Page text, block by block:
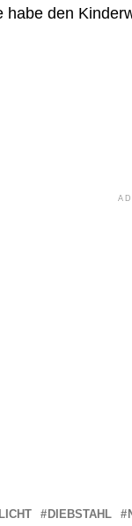
habe den
DIEBSTAHL